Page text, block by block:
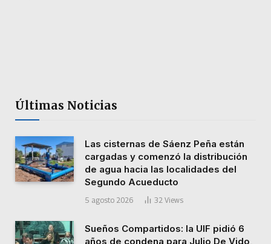
Últimas Noticias
Las cisternas de Sáenz Peña están
cargadas y comenzó la distribución
de agua hacia las localidades del
Segundo Acueducto
5 agosto 2026 32 Views
Sueños Compartidos: la UIF pidió 6
años de condena para Julio De Vido,